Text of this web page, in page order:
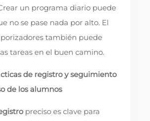
un programa diario puede
no se pase nada por alto. El
también puede
tareas en el buen camino.
de registro y seguimiento
de los alumnos
preciso es clave para